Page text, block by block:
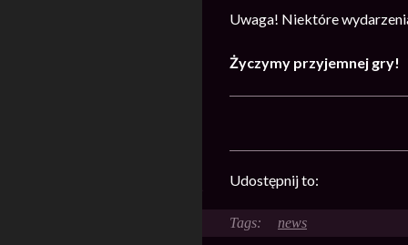
Uwaga! Niektóre
Życzymy przyjemnej gry!
Udostępnij to:
news